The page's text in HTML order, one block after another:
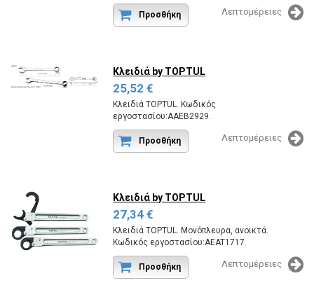
Προσθήκη Λεπτομέρειες
Κλειδιά by TOPTUL
25,52 €
Κλειδιά TOPTUL. Κωδικός
εργοστασίου:AAEB2929.
Προσθήκη Λεπτομέρειες
Κλειδιά by TOPTUL
27,34 €
Κλειδιά TOPTUL. Μονόπλευρα, ανοικτά.
Κωδικός εργοστασίου:AEAT1717.
Προσθήκη Λεπτομέρειες